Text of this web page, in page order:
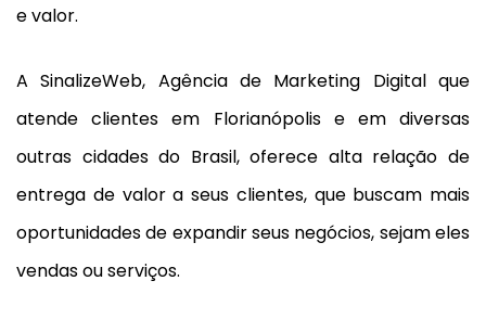
e valor.
A SinalizeWeb, Agência de Marketing Digital que
atende clientes em Florianópolis e em diversas
outras cidades do Brasil, oferece alta relação de
entrega de valor a seus clientes, que buscam mais
oportunidades de expandir seus negócios, sejam eles
vendas ou serviços.